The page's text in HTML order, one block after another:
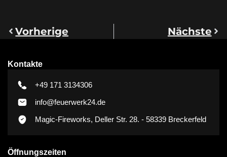
Vorherige Nächste
Kontakte
+49 171 3134306
info@feuerwerk24.de
Magic-Fireworks, Deller Str. 28. - 58339 Breckerfeld
Öffnungszeiten